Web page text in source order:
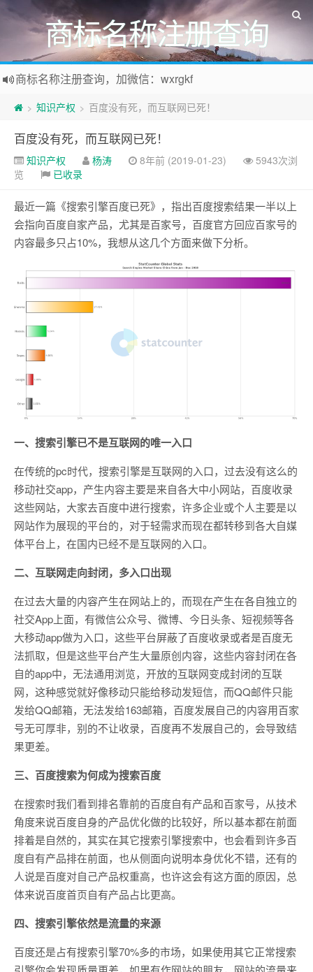
商标名称注册查询
商标名称注册查询，加微信：wxrgkf
商标注册和购买，加微信：wxrgkf
> 知识产权 > 百度没有死，而互联网已死！
百度没有死，而互联网已死！
知识产权 杨涛 8年前 (2019-01-23)
5943次浏
览
已收录
最近一篇《搜索引擎百度已死》，指出百度搜索结果一半以上
会指向百度自家产品，尤其是百家号，百度官方回应百家号的
内容最多只占10%，我想从这几个方面来做下分析。
一、搜索引擎已不是互联网的唯一入口
在传统的pc时代，搜索引擎是互联网的入口，过去没有这么的
移动社交app，产生内容主要是来自各大中小网站，百度收录
这些网站，大家去百度中进行搜索，许多企业或个人主要是以
网站作为展现的平台的，对于轻需求而现在都转移到各大自媒
体平台上，在国内已经不是互联网的入口。
二、互联网走向封闭，多入口出现
在过去大量的内容产生在网站上的，而现在产生在各自独立的
社交App上面，有微信公众号、微博、今日头条、短视频等各
大移动app做为入口，这些平台屏蔽了百度收录或者是百度无
法抓取，但是这些平台产生大量原创内容，这些内容封闭在各
自的app中，无法通用浏览，开放的互联网变成封闭的互联
网，这种感觉就好像移动只能给移动发短信，而QQ邮件只能
发给QQ邮箱，无法发给163邮箱，百度发展自己的内容用百家
号无可厚非，别的不让收录，百度再不发展自己的，会导致结
果更差。
三、百度搜索为何成为搜索百度
在搜索时我们看到排名靠前的百度自有产品和百家号，从技术
角度来说百度自身的产品优化做的比较好，所以基本都在前面
排着是自然的，其实在其它搜索引擎搜索中，也会看到许多百
度自有产品排在前面，也从侧面向说明本身优化不错，还有的
人说是百度对自己产品权重高，也许这会有这方面的原因，总
体来说百度首页自有产品占比更高。
四、搜索引擎依然是流量的来源
百度还是占有搜索引擎70%多的市场，如果使用其它正常搜索